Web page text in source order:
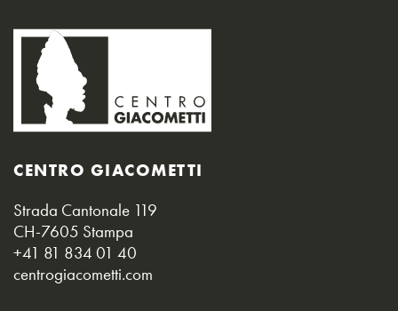
CENTRO GIACOMETTI
Strada Cantonale 119
CH-7605 Stampa
+41 81 834 01 40
centrogiacometti.com